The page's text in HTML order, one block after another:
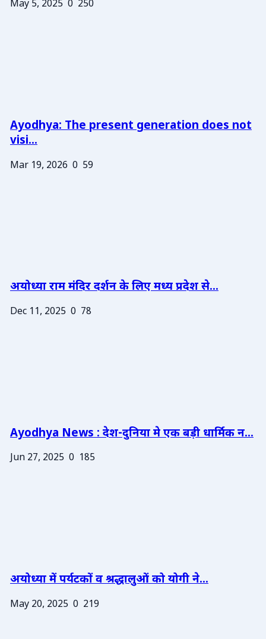
May 5, 2025 0 250
Ayodhya: The present generation does not
visi...
Mar 19, 2026 0 59
अयोध्या राम मंदिर दर्शन के लिए मध्य प्रदेश से...
Dec 11, 2025 0 78
Ayodhya News : देश-दुनिया मे एक बड़ी धार्मिक न...
Jun 27, 2025 0 185
अयोध्या में पर्यटकों व श्रद्धालुओं को योगी ने...
May 20, 2025 0 219